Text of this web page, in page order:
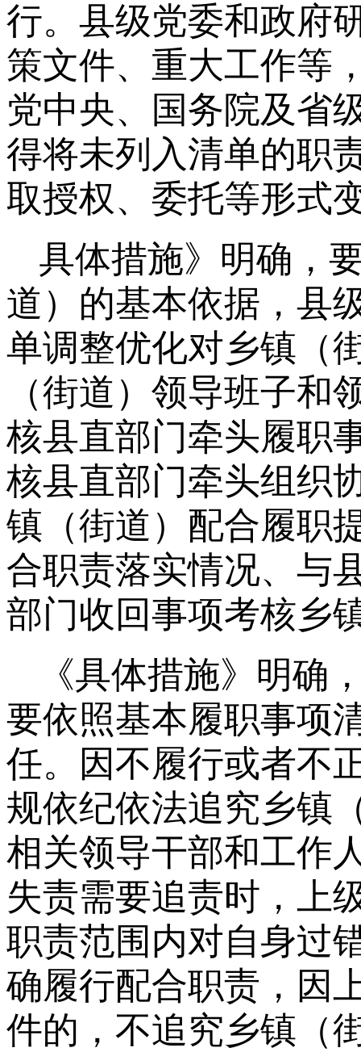
行。县级党委和政府
策文件、重大工作等
党中央、国务院及省
得将未列入清单的职
取授权、委托等形式
具体措施》明确，
道）的基本依据，县
单调整优化对乡镇（
（街道）领导班子
核县直部门牵头履职
核县直部门牵头组织
镇（街道）配合履职
合职责落实情况、与
部门收回事项考核乡
《具体措施》明确
要依照基本履职事项
任。因不履行或者不
规依纪依法追究乡镇
相关领导干部和工作
失责需要追责时，上
职责范围内对自身过
确履行配合职责，因
件的，不追究乡镇（